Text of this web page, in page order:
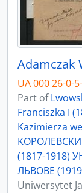
Adamczak
UA 000 26-0-
Part of
Franciszka I
Kazimierza
(1817-1918)
ЛЬBOBE
Uniwersytet